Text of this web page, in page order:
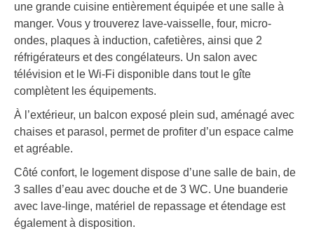
une grande cuisine entièrement équipée et une salle à
manger. Vous y trouverez lave-vaisselle, four, micro-
ondes, plaques à induction, cafetières, ainsi que 2
réfrigérateurs et des congélateurs. Un salon avec
télévision et le Wi-Fi disponible dans tout le gîte
complètent les équipements.
À l’extérieur, un balcon exposé plein sud, aménagé avec
chaises et parasol, permet de profiter d’un espace calme
et agréable.
Côté confort, le logement dispose d’une salle de bain, de
3 salles d’eau avec douche et de 3 WC. Une buanderie
avec lave-linge, matériel de repassage et étendage est
également à disposition.